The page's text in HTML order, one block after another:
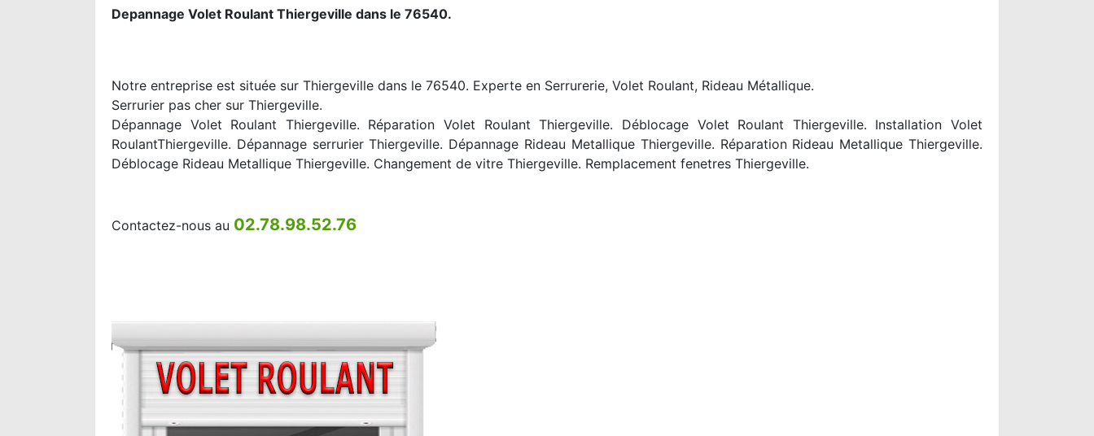
Depannage Volet Roulant Thiergeville dans le 76540.
Notre entreprise est située sur Thiergeville dans le 76540. Experte en Serrurerie, Volet Roulant, Rideau Métallique.
Serrurier pas cher sur Thiergeville.
Dépannage Volet Roulant Thiergeville. Réparation Volet Roulant Thiergeville. Déblocage Volet Roulant Thiergeville. Installation Volet
RoulantThiergeville. Dépannage serrurier Thiergeville. Dépannage Rideau Metallique Thiergeville. Réparation Rideau Metallique Thiergeville.
Déblocage Rideau Metallique Thiergeville. Changement de vitre Thiergeville. Remplacement fenetres Thiergeville.
Contactez-nous au 02.78.98.52.76